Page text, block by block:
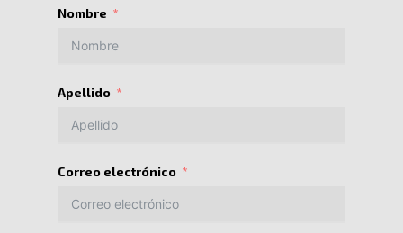
Nombre
Apellido
Correo electrónico